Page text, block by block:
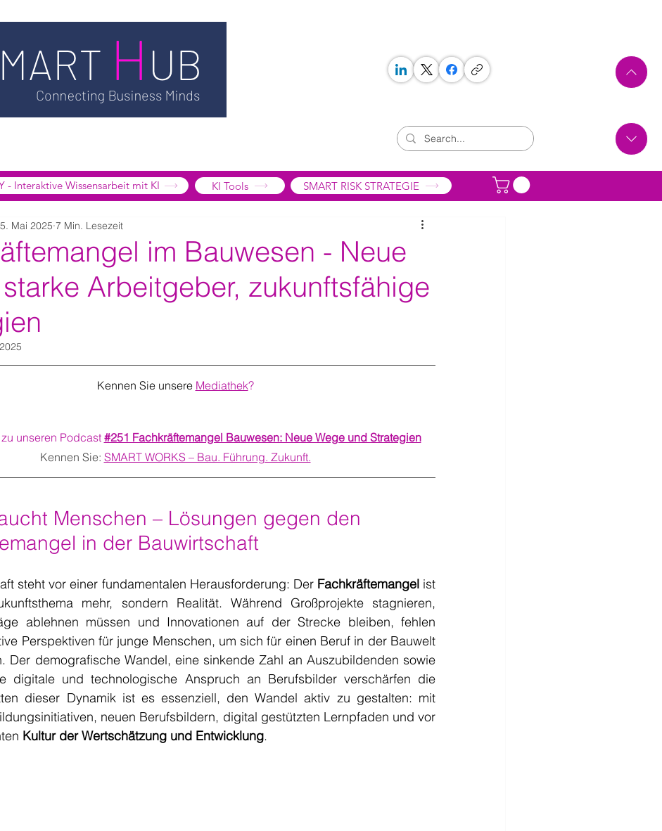
- Interaktive Wissensarbeit mit KI KI Tools SMART RISK STRATEGIE
im Bauwesen - Neue
Arbeitgeber, zukunftsfähige
5. Mai 2025 7 Min. Lesezeit
Kennen Sie unsere Mediathek?
unseren Podcast #251 Fachkräftemangel Bauwesen: Neue Wege und Strategien
Kennen Sie: SMART WORKS – Bau. Führung. Zukunft.
Menschen – Lösungen gegen den
in der Bauwirtschaft
steht vor einer fundamentalen Herausforderung: Der Fachkräftemangel ist
mehr, sondern Realität. Während Großprojekte stagnieren,
ablehnen müssen und Innovationen auf der Strecke bleiben, fehlen
Perspektiven für junge Menschen, um sich für einen Beruf in der Bauwelt
Der demografische Wandel, eine sinkende Zahl an Auszubildenden sowie
digitale und technologische Anspruch an Berufsbilder verschärfen die
dieser Dynamik ist es essenziell, den Wandel aktiv zu gestalten: mit
neuen Berufsbildern, digital gestützten Lernpfaden und vor
Kultur der Wertschätzung und Entwicklung.